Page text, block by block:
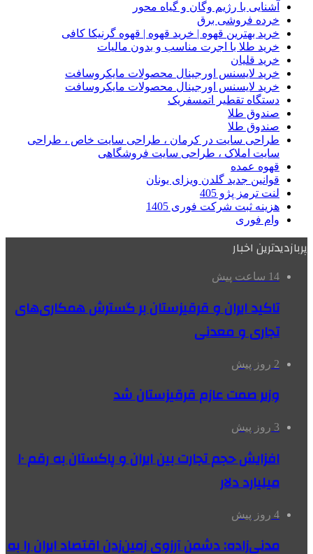
آشنایی با رژیم وگان و گیاه محور
خرده فروشی برق
خرید بهترین قهوه | خرید قهوه | قهوه گرنیکا کافی
خرید طلا با اجرت مناسب و بدون مالیات
خرید قلیان
خرید لایسنس اورجینال محصولات مایکروسافت
خرید لایسنس اورجینال محصولات مایکروسافت
دستگاه تقطیر اتمسفریک
صندوق طلا
صندوق طلا
طراحی سایت در کرمان ، طراحی سایت خاص ، طراحی
سایت املاک ، طراحی سایت فروشگاهی
قهوه عمده
قوانین جدید گلدن ویزای یونان
لنت ترمز پژو 405
هزینه ثبت شرکت فوری 1405
وام فوری
پربازدیدترین اخبار
14 ساعت پیش
تاکید ایران و قرقیزستان بر گسترش همکاری‌های
تجاری و معدنی
2 روز پیش
وزیر صمت عازم قرقیزستان شد
3 روز پیش
افزایش حجم تجارت بین ایران و پاکستان به رقم ۱۰
میلیارد دلار
4 روز پیش
مدنی‌زاده: دشمن آرزوی زمین‌زدن اقتصاد ایران را به